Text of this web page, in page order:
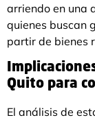
arriendo en una
quienes buscan
partir de bienes
Quito para
El análisis de